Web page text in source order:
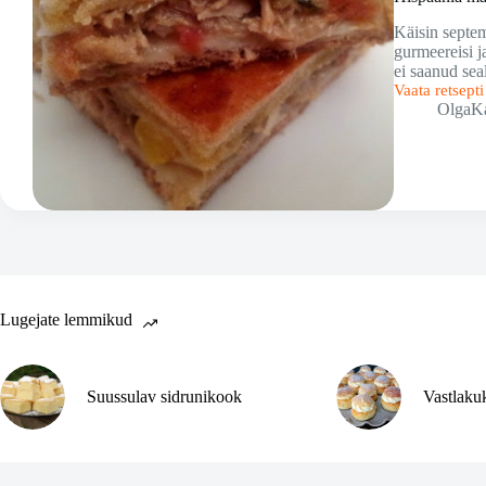
Käisin
gurmeereisi
ei saanud
Vaata
Hispaania
Lugejate lemmikud
Suussulav sidrunikook